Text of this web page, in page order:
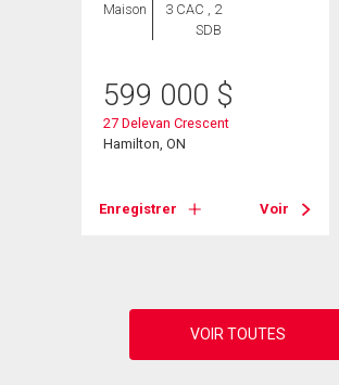
Maison
3 CAC , 2
SDB
599 000 $
27 Delevan Crescent
Hamilton, ON
Enregistrer Voir